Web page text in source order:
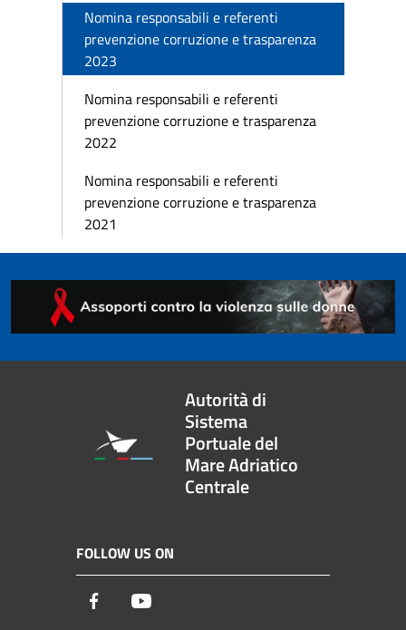
Nomina responsabili e referenti
prevenzione corruzione e trasparenza
2023
Nomina responsabili e referenti
prevenzione corruzione e trasparenza
2022
Nomina responsabili e referenti
prevenzione corruzione e trasparenza
2021
Autorità di
Sistema
Portuale del
Mare Adriatico
Centrale
FOLLOW US ON
Facebook